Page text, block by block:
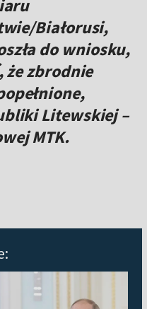
Białorusi,
do wniosku,
że zbrodnie
Litewskiej –
MTK.